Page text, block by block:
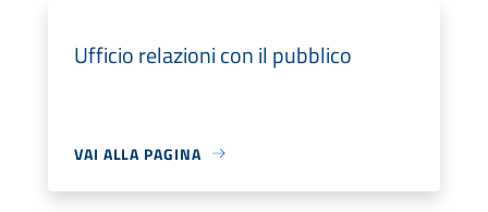
Ufficio relazioni con il pubblico
VAI ALLA PAGINA